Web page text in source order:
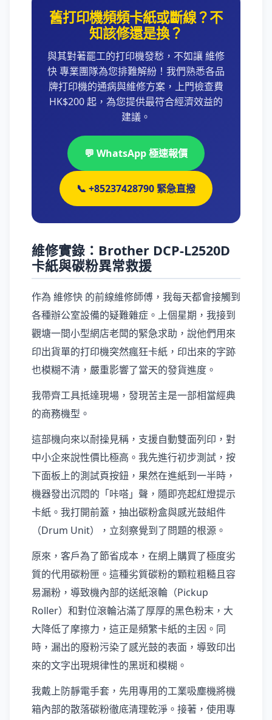
舊打印機頻頻卡紙或斷線？不
知該修還是換？
與其對著罷工的打印機發愁，不如讓 維修
快 專業團隊為您排難解紛！我們熟悉各品
牌打印機的通病與維修方案，上門檢查費
HK$200 起，為您提供最符合經濟效益的
建議。
💬 WhatsApp 極速報價
📞 +85237428790 緊急直撥
維修實錄：Brother DCP-L2520D
卡紙與碳粉異常救援
作為 維修快 的前線維修師傅，我每天都會接觸到
各種辦公室設備的疑難雜症。上個星期，我接到
觀塘一間小型網店老闆的緊急求助，說他們用來
印出貨單的打印機突然瘋狂卡紙，印出來的字跡
也模糊不清，嚴重影響了當天的發貨進度。
我帶齊工具抵達現場，發現苦主是一部相當經典
的商務機型。
這部機向來以耐操見稱，支援自動雙面列印，對
中小企來說性價比極高。我先進行初步測試，按
下面板上的測試頁按鈕，果然在進紙到一半時，
機器發出沉悶的「咔嗒」聲，隨即亮起紅燈提示
卡紙。我打開前蓋，抽出碳粉盒與感光鼓組件
（Drum Unit），立刻察覺到了問題的根源。
原來，客戶為了節省成本，在網上購買了極度劣
質的代用碳粉匣。這種劣質碳粉的顆粒粗糙且容
易漏粉，導致機內部的送紙滾輪（Pickup
Roller）和對位滾輪沾滿了厚厚的黑色粉末，大
大降低了摩擦力，這正是頻繁卡紙的主因。同
時，漏出的廢粉污染了感光鼓的表面，導致印出
來的文字出現規律性的黑斑和模糊。
我戴上防靜電手套，先用專用的工業吸塵機將機
箱內部的散落碳粉徹底清理乾淨。接著，使用專